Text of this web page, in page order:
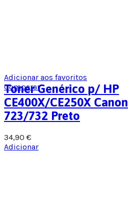
Adicionar aos favoritos
Comparar
Toner Genérico p/ HP
CE400X/CE250X Canon
723/732 Preto
34,90 €
Adicionar